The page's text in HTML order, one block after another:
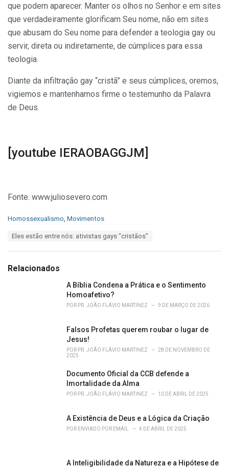
que podem aparecer. Manter os olhos no Senhor e em sites
que verdadeiramente glorificam Seu nome, não em sites
que abusam do Seu nome para defender a teologia gay ou
servir, direta ou indiretamente, de cúmplices para essa
teologia.
Diante da infiltração gay “cristã” e seus cúmplices, oremos,
vigiemos e mantenhamos firme o testemunho da Palavra
de Deus.
[youtube IERAOBAGGJM]
Fonte: www.juliosevero.com
C
o
r
Homossexualismo, Movimentos
:
Eles estão entre nós: ativistas gays “cristãos”
Relacionados
A Bíblia Condena a Prática e o Sentimento
Homoafetivo?
POR PR. JOÃO FLÁVIO MARTINEZ 9 DE MARÇO DE 2026
Falsos Profetas querem roubar o lugar de
Jesus!
POR PR. JOÃO FLÁVIO MARTINEZ
28 DE NOVEMBRO DE
2025
Documento Oficial da CCB defende a
Imortalidade da Alma
POR PR. JOÃO FLÁVIO MARTINEZ 10 DE ABRIL DE 2025
A Existência de Deus e a Lógica da Criação
POR ENVIADO POR EMAIL 4 DE ABRIL DE 2025
A Inteligibilidade da Natureza e a Hipótese de